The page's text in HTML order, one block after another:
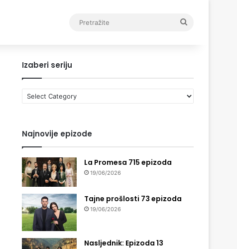
Izaberi seriju
Izaberi
seriju
Najnovije epizode
La Promesa 715 epizoda
19/06/2026
Tajne prošlosti 73 epizoda
19/06/2026
Nasljednik: Epizoda 13